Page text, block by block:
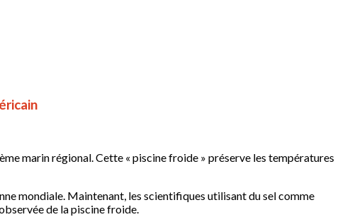
marin régional. Cette « piscine froide » préserve les températures
mondiale. Maintenant, les scientifiques utilisant du sel comme
de la piscine froide.